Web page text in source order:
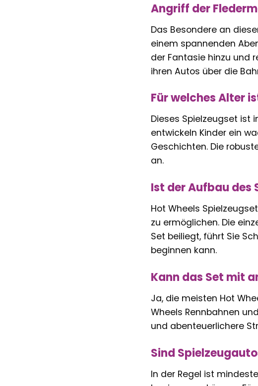
Angriff der
Das Besondere an
einem spannenden
der Fantasie hinzu und
ihren Autos über die
Für welches Alter
Dieses Spielzeugset ist
entwickeln Kinder ein
Geschichten. Die
an.
Ist der Aufbau des
Hot Wheels
zu ermöglichen. Die
Set beiliegt, führt Sie
beginnen kann.
Kann das Set mit
Ja, die meisten Hot
Wheels Rennbahnen
und abenteuerlichere
Sind
In der Regel ist